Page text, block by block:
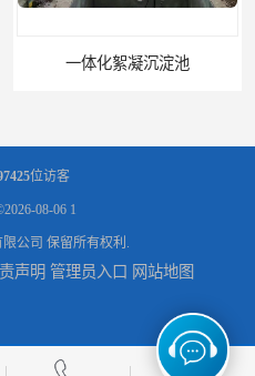
一体化絮凝沉淀池
一体化碳钢絮凝沉淀设备去除悬浮球物
位访客
08-06 1
公司 保留所有权利.
声明 管理员入口 网站地图